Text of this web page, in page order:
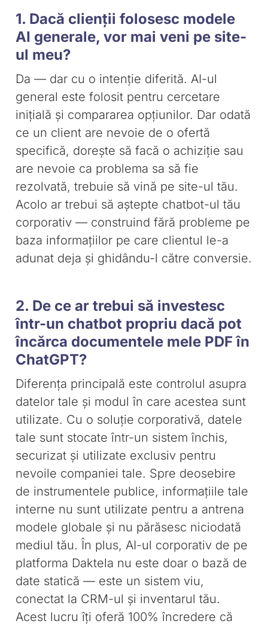
1. Dacă clienții folosesc modele
AI generale, vor mai veni pe site-
ul meu?
Da — dar cu o intenție diferită. AI-ul
general este folosit pentru cercetare
inițială și compararea opțiunilor. Dar odată
ce un client are nevoie de o ofertă
specifică, dorește să facă o achiziție sau
are nevoie ca problema sa să fie
rezolvată, trebuie să vină pe site-ul tău.
Acolo ar trebui să aștepte chatbot-ul tău
corporativ — construind fără probleme pe
baza informațiilor pe care clientul le-a
adunat deja și ghidându-l către conversie.
2. De ce ar trebui să investesc
într-un chatbot propriu dacă pot
încărca documentele mele PDF în
ChatGPT?
Diferența principală este controlul asupra
datelor tale și modul în care acestea sunt
utilizate. Cu o soluție corporativă, datele
tale sunt stocate într-un sistem închis,
securizat și utilizate exclusiv pentru
nevoile companiei tale. Spre deosebire
de instrumentele publice, informațiile tale
interne nu sunt utilizate pentru a antrena
modele globale și nu părăsesc niciodată
mediul tău. În plus, AI-ul corporativ de pe
platforma Daktela nu este doar o bază de
date statică — este un sistem viu,
conectat la CRM-ul și inventarul tău.
Acest lucru îți oferă 100% încredere că